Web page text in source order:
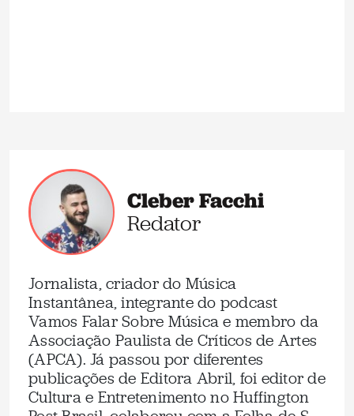
Cleber Facchi
Redator
Jornalista, criador do Música
Instantânea, integrante do podcast
Vamos Falar Sobre Música e membro da
Associação Paulista de Críticos de Artes
(APCA). Já passou por diferentes
publicações de Editora Abril, foi editor de
Cultura e Entretenimento no Huffington